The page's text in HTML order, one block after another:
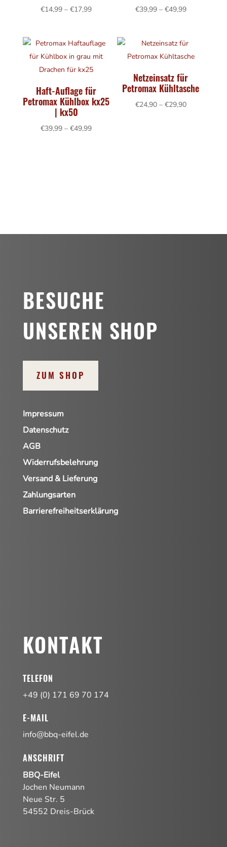
€14,99 –€17,99Preisspanne:
€17,99
€39,99 – €49,99Preisspanne:
€49,99
Haft-Auflage für
Petromax Kühlbox kx25
| kx50
€39,99 –€49,99Preisspanne:
Netzeinsatz für
Petromax Kühltasche
€24,90 – €29,90Preisspanne:
BESUCHE
UNSEREN SHOP
ZUM SHOP
Impressum
Datenschutz
AGB
Widerrufsbelehrung
Versand & Lieferung
Zahlungsarten
Barrierefreiheitserklärung
KONTAKT
TELEFON
+49 (0) 171 69 70 174
E-MAIL
info@bbq-eifel.de
ANSCHRIFT
BBQ-Eifel
Jochen Neumann
Neue Str. 5
54552 Dreis-Brück